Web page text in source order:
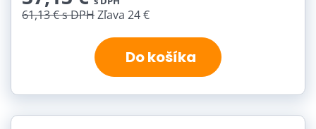
61,13 €s DPHZľava 24 €
Do košíka